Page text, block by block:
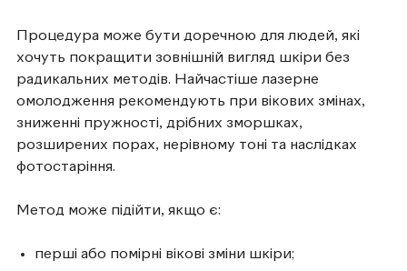
Процедура може бути доречною для людей, які
хочуть покращити зовнішній вигляд шкіри без
радикальних методів. Найчастіше лазерне
омолодження рекомендують при вікових змінах,
зниженні пружності, дрібних зморшках,
розширених порах, нерівному тоні та наслідках
фотостаріння.
Метод може підійти, якщо є:
перші або помірні вікові зміни шкіри;